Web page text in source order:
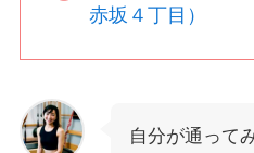
赤坂４丁目）
自分が通って